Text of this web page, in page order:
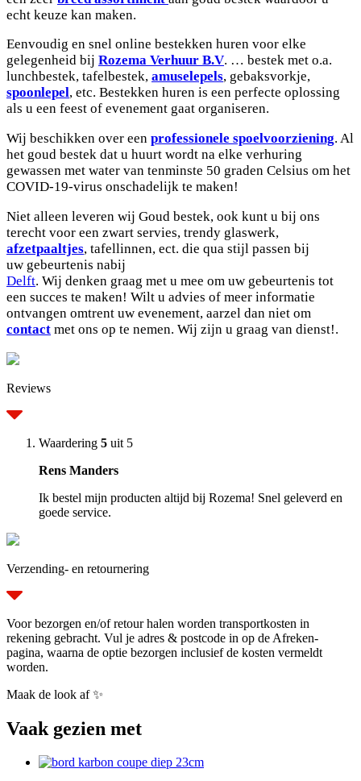
echt keuze kan maken.
Eenvoudig en snel online bestekken huren voor elke
gelegenheid bij Rozema Verhuur B.V. … bestek met o.a.
lunchbestek, tafelbestek, amuselepels, gebaksvorkje,
spoonlepel, etc. Bestekken huren is een perfecte oplossing
als u een feest of evenement gaat organiseren.
Wij beschikken over een professionele spoelvoorziening. Al
het goud bestek dat u huurt wordt na elke verhuring
gewassen met water van tenminste 50 graden Celsius om het
COVID-19-virus onschadelijk te maken!
Niet alleen leveren wij Goud bestek, ook kunt u bij ons
terecht voor een zwart servies, trendy glaswerk,
afzetpaaltjes, tafellinnen, ect. die qua stijl passen bij
uw gebeurtenis nabij
Delft. Wij denken graag met u mee om uw gebeurtenis tot
een succes te maken! Wilt u advies of meer informatie
ontvangen omtrent uw evenement, aarzel dan niet om
contact met ons op te nemen. Wij zijn u graag van dienst!.
Reviews
Waardering 5 uit 5
Rens Manders
Ik bestel mijn producten altijd bij Rozema! Snel geleverd en
goede service.
Verzending- en retournering
Voor bezorgen en/of retour halen worden transportkosten in
rekening gebracht. Vul je adres & postcode in op de Afreken-
pagina, waarna de optie bezorgen inclusief de kosten vermeldt
worden.
Maak de look af ✨
Vaak gezien met